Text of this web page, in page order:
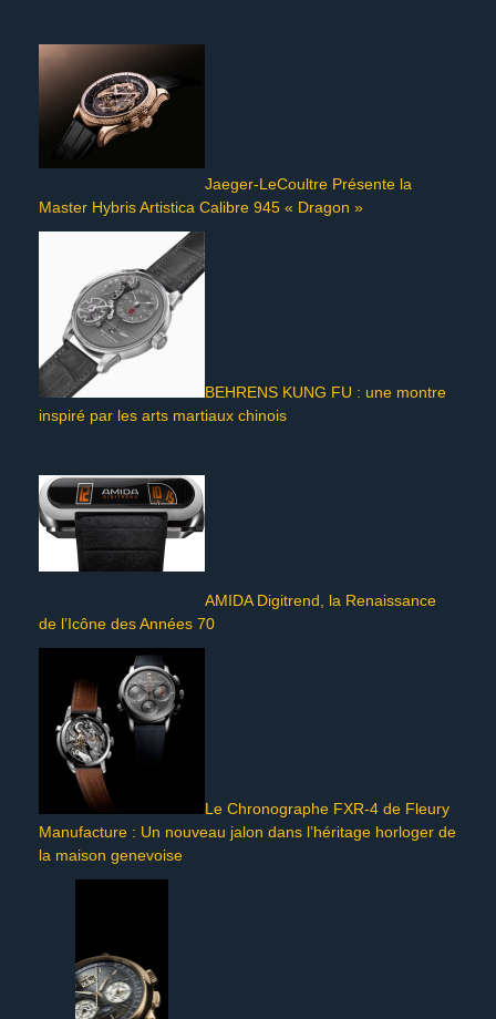
Jaeger-LeCoultre Présente la
Master Hybris Artistica Calibre 945 « Dragon »
BEHRENS KUNG FU : une montre
inspiré par les arts martiaux chinois
AMIDA Digitrend, la Renaissance
de l’Icône des Années 70
Le Chronographe FXR-4 de Fleury
Manufacture : Un nouveau jalon dans l’héritage horloger de
la maison genevoise